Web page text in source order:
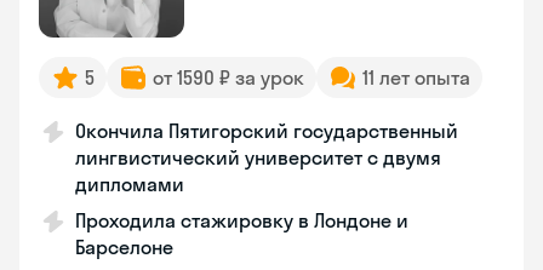
5 от 1590 ₽ за урок 11 лет опыта
Окончила Пятигорский государственный
лингвистический университет с двумя
дипломами
Проходила стажировку в Лондоне и
Барселоне